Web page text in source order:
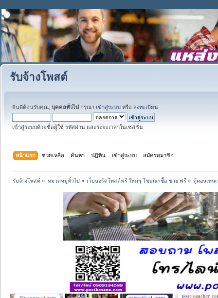
รับจ้างโพสต์
ยินดีต้อนรับคุณ, บุคคลทั่วไป กรุณา เข้าสู่ระบบ หรือ ลงทะเบียน
เข้าสู่ระบบด้วยชื่อผู้ใช้ รหัสผ่าน และระยะเวลาในเซสชั่น
หน้าแรก ช่วยเหลือ ค้นหา ปฏิทิน เข้าสู่ระบบ สมัครสมาชิก
รับจ้างโพสต์ » หมวดหมู่ทั่วไป» เว็บบอร์ดโพสต์ฟรี ใหม่ๆ โฆษณาซื้อ-ขาย ฟรี» ตู้คอนเทน